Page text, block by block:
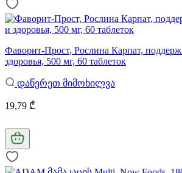
Фаворит-Прост, Рослина Карпат,
здоровья, 500 мг, 60 таблеток
დაწერეთ მიმოხილვა
19,79 ₾